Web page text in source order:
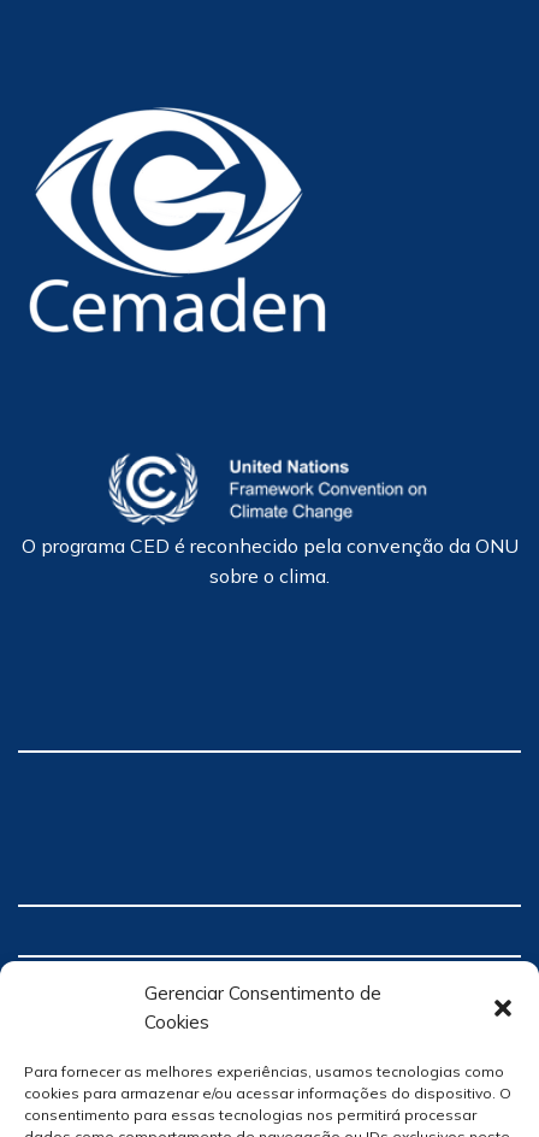
Gerenciar Consentimento de
Cookies
Para fornecer as melhores experiências, usamos tecnologias como
cookies para armazenar e/ou acessar informações do dispositivo. O
consentimento para essas tecnologias nos permitirá processar
O programa CED é reconhecido pela convenção da ONU
sobre o clima.